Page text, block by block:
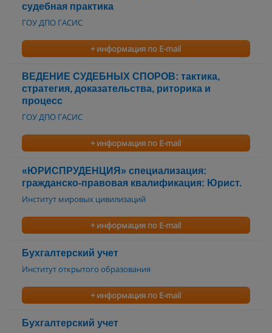
судебная практика
ГОУ ДПО ГАСИС
+ информация по E-mail
ВЕДЕНИЕ СУДЕБНЫХ СПОРОВ: тактика,
стратегия, доказательства, риторика и
процесс
ГОУ ДПО ГАСИС
+ информация по E-mail
«ЮРИСПРУДЕНЦИЯ» специализация:
гражданско-правовая квалификация: Юрист.
Институт мировых цивилизаций
+ информация по E-mail
Бухгалтерский учет
Институт открытого образования
+ информация по E-mail
Бухгалтерский учет